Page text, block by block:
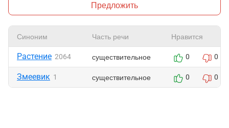
Предложить
Синоним Часть речи Нравится
Растение 2064 существительное 0 0
Змеевик 1 существительное 0 0